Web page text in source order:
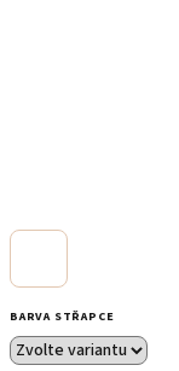
BARVA STŘAPCE